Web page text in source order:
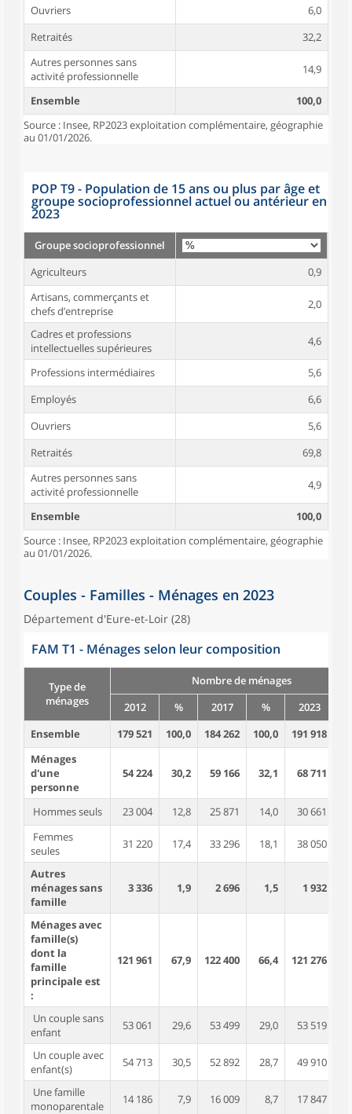
Ouvriers
6,0
Retraités
32,2
Autres personnes sans
activité professionnelle
14,9
Ensemble
100,0
Source : Insee, RP2023 exploitation complémentaire, géographie
au 01/01/2026.
POP T9 - Population de 15 ans ou plus par âge et
groupe socioprofessionnel actuel ou antérieur en
2023
Groupe socioprofessionnel
Agriculteurs
0,9
Artisans, commerçants et
chefs d’entreprise
2,0
Cadres et professions
intellectuelles supérieures
4,6
Professions intermédiaires
5,6
Employés
6,6
Ouvriers
5,6
Retraités
69,8
Autres personnes sans
activité professionnelle
4,9
Ensemble
100,0
Source : Insee, RP2023 exploitation complémentaire, géographie
au 01/01/2026.
Couples - Familles - Ménages en 2023
Département d'Eure-et-Loir (28)
FAM T1 - Ménages selon leur composition
Type de
ménages
Nombre de ménages
2012
% 2017 % 2023
Ensemble
179 521 100,0 184 262 100,0 191 918
Ménages
d'une
personne
54 224 30,2 59 166 32,1 68 711
Hommes seuls 23 004 12,8 25 871 14,0 30 661
Femmes
seules
31 220 17,4 33 296 18,1 38 050
Autres
ménages sans
famille
3 336 1,9 2 696 1,5 1 932
Ménages avec
famille(s)
dont la
famille
principale est
:
121 961 67,9 122 400 66,4 121 276
Un couple sans
enfant
53 061 29,6 53 499 29,0 53 519
Un couple avec
enfant(s)
54 713 30,5 52 892 28,7 49 910
Une famille
monoparentale
14 186 7,9 16 009 8,7 17 847